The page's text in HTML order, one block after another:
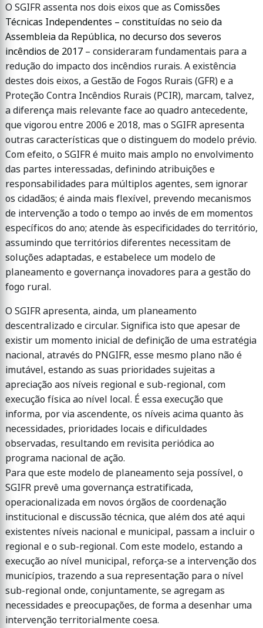
O SGIFR assenta nos dois eixos que as Comissões
Técnicas Independentes – constituídas no seio da
Assembleia da República, no decurso dos severos
incêndios de 2017 – consideraram fundamentais para a
redução do impacto dos incêndios rurais. A existência
destes dois eixos, a Gestão de Fogos Rurais (GFR) e a
Proteção Contra Incêndios Rurais (PCIR), marcam, talvez,
a diferença mais relevante face ao quadro antecedente,
que vigorou entre 2006 e 2018, mas o SGIFR apresenta
outras características que o distinguem do modelo prévio.
Com efeito, o SGIFR é muito mais amplo no envolvimento
das partes interessadas, definindo atribuições e
responsabilidades para múltiplos agentes, sem ignorar
os cidadãos; é ainda mais flexível, prevendo mecanismos
de intervenção a todo o tempo ao invés de em momentos
específicos do ano; atende às especificidades do território,
assumindo que territórios diferentes necessitam de
soluções adaptadas, e estabelece um modelo de
planeamento e governança inovadores para a gestão do
fogo rural.
O SGIFR apresenta, ainda, um planeamento
descentralizado e circular. Significa isto que apesar de
existir um momento inicial de definição de uma estratégia
nacional, através do PNGIFR, esse mesmo plano não é
imutável, estando as suas prioridades sujeitas a
apreciação aos níveis regional e sub-regional, com
execução física ao nível local. É essa execução que
informa, por via ascendente, os níveis acima quanto às
necessidades, prioridades locais e dificuldades
observadas, resultando em revisita periódica ao
programa nacional de ação.
Para que este modelo de planeamento seja possível, o
SGIFR prevê uma governança estratificada,
operacionalizada em novos órgãos de coordenação
institucional e discussão técnica, que além dos até aqui
existentes níveis nacional e municipal, passam a incluir o
regional e o sub-regional. Com este modelo, estando a
execução ao nível municipal, reforça-se a intervenção dos
municípios, trazendo a sua representação para o nível
sub-regional onde, conjuntamente, se agregam as
necessidades e preocupações, de forma a desenhar uma
intervenção territorialmente coesa.